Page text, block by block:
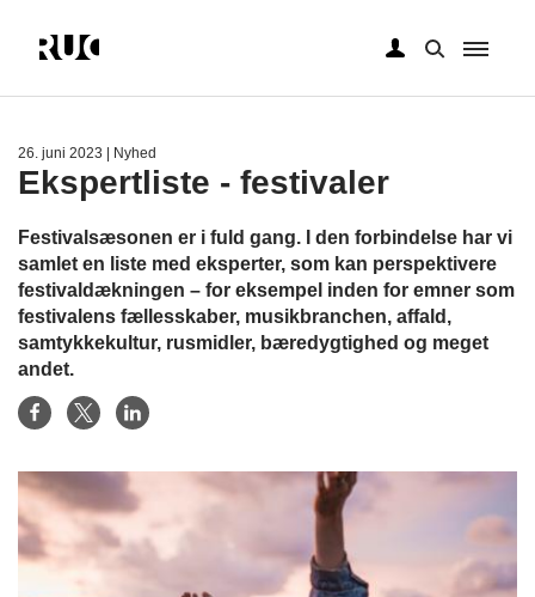
26. juni 2023 | Nyhed
Ekspertliste - festivaler
Festivalsæsonen er i fuld gang. I den forbindelse har vi
samlet en liste med eksperter, som kan perspektivere
festivaldækningen – for eksempel inden for emner som
festivalens fællesskaber, musikbranchen, affald,
samtykkekultur, rusmidler, bæredygtighed og meget
andet.